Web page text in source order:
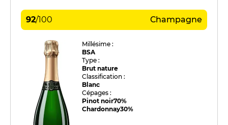
92/100 Champagne
Millésime :
BSA
Type :
Brut nature
Classification :
Blanc
Cépages :
Pinot noir70%
Chardonnay30%